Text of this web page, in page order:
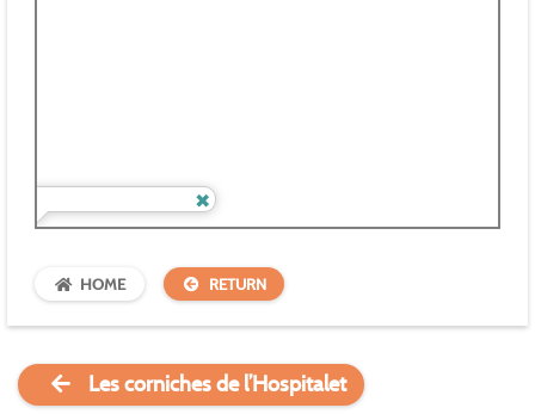
HOME RETURN
Les corniches de l’Hospitalet